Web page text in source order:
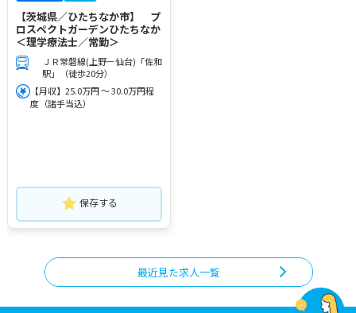
【茨城県／ひたちなか市】 プ
ロスペクトガーデンひたちなか
＜理学療法士／常勤＞
ＪＲ常磐線(上野－仙台)「佐和
駅」（徒歩20分）
【月収】25.0万円 ～ 30.0万円程
度（諸手当込）
保存する
最近見た求人一覧